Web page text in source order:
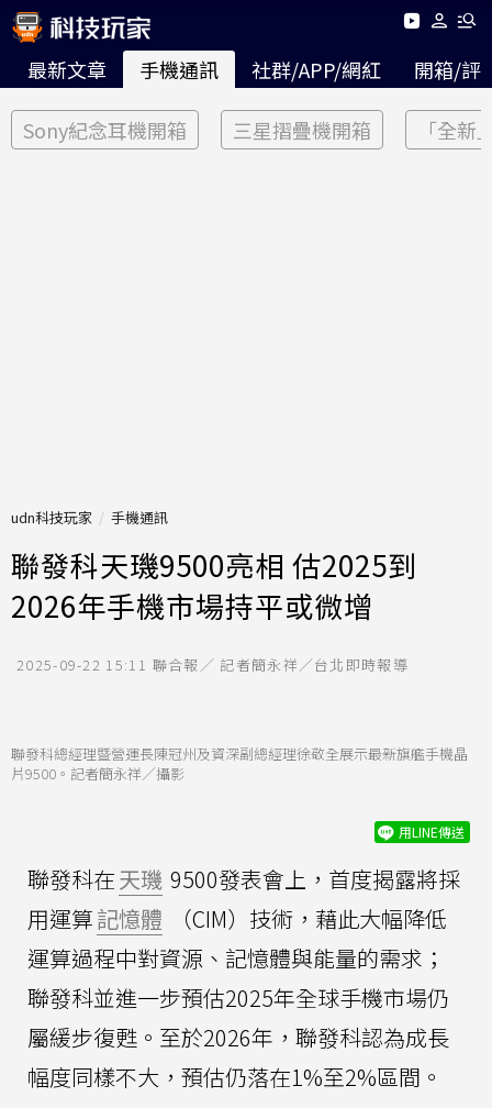
最新文章 手機通訊 社群/APP/網紅 開箱/評
Sony紀念耳機開箱 三星摺疊機開箱 「全新
udn科技玩家 手機通訊
聯發科天璣9500亮相 估2025到
2026年手機市場持平或微增
2025-09-22 15:11 聯合報／ 記者簡永祥／台北即時報導
聯發科總經理暨營運長陳冠州及資深副總經理徐敬全展示最新旗艦手機晶
片9500。記者簡永祥／攝影
用LINE傳送
聯發科在天璣 9500發表會上，首度揭露將採
用運算記憶體
（CIM）技術，藉此大幅降低
運算過程中對資源、記憶體與能量的需求；
聯發科並進一步預估2025年全球手機市場仍
屬緩步復甦。至於2026年，聯發科認為成長
幅度同樣不大，預估仍落在1%至2%區間。